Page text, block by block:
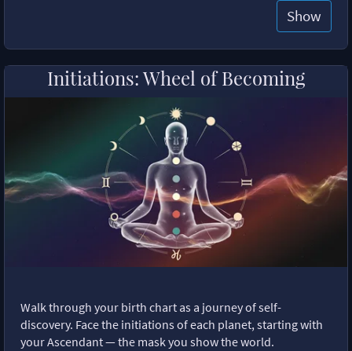
Show
Initiations: Wheel of Becoming
Walk through your birth chart as a journey of self-
discovery. Face the initiations of each planet, starting with
your Ascendant — the mask you show the world.